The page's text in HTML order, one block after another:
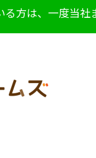
方は、一度当社